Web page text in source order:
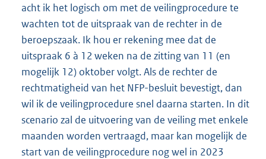
acht ik het logisch om met de veilingprocedure te
wachten tot de uitspraak van de rechter in de
beroepszaak. Ik hou er rekening mee dat de
uitspraak 6 à 12 weken na de zitting van 11 (en
mogelijk 12) oktober volgt. Als de rechter de
rechtmatigheid van het NFP-besluit bevestigt, dan
wil ik de veilingprocedure snel daarna starten. In dit
scenario zal de uitvoering van de veiling met enkele
maanden worden vertraagd, maar kan mogelijk de
start van de veilingprocedure nog wel in 2023